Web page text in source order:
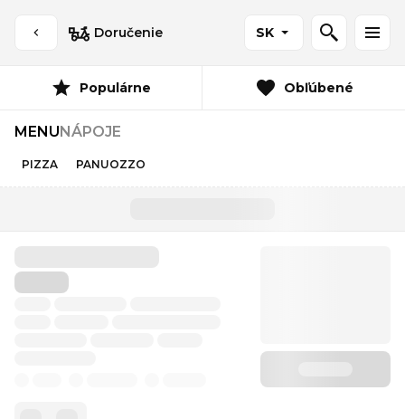
Doručenie SK
Populárne Obľúbené
MENUNÁPOJE
PIZZA PANUOZZO